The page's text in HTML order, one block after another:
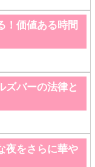
！価値ある時間
ズバーの法律と
夜をさらに華や